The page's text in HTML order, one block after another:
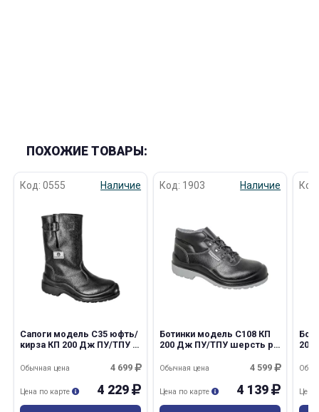
ПОХОЖИЕ ТОВАРЫ:
Код: 0555 Наличие
Сапоги модель С35 юфть/
кирза КП 200 Дж ПУ/ТПУ р
4 699
Обычная цена
4 229
Цена по карте
Код: 1903 Наличие
Ботинки модель С108 КП
200 Дж ПУ/ТПУ шерсть р
4 599
Обычная цена
4 139
Цена по карте Цена